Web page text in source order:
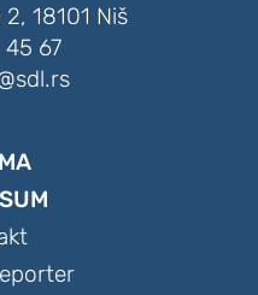
18101 Niš
67